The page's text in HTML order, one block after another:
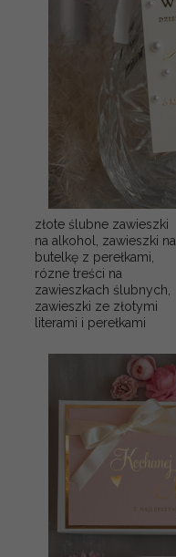
złote ślubne zawieszki
na alkohol, zawieszki na
butelkę z perełkami,
rózne treści na
zawieszkach ślubnych,
zawieszki ze złotymi
literami i perełkami